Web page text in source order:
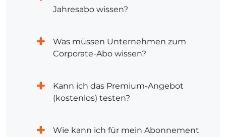
Jahresabo wissen?
Was müssen Unternehmen zum
Corporate-Abo wissen?
Kann ich das Premium-Angebot
(kostenlos) testen?
Wie kann ich für mein Abonnement